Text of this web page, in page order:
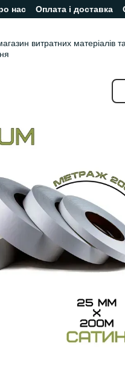
нас Оплата і доставка
Відгуки про магазин